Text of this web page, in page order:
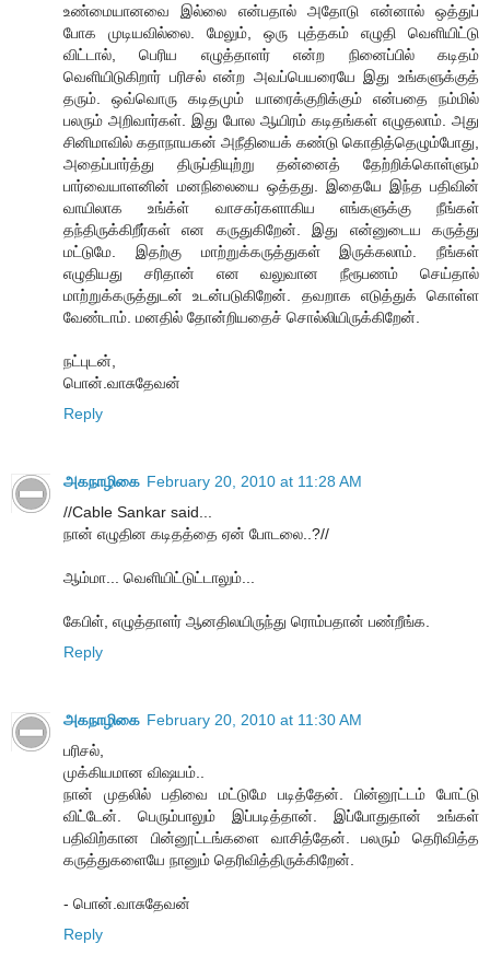
உண்மையானவை இல்லை என்பதால் அதோடு என்னால் ஒத்துப்
போக முடியவில்லை. மேலும், ஒரு புத்தகம் எழுதி வெளியிட்டு
விட்டால், பெரிய எழுத்தாளர் என்ற நினைப்பில் கடிதம்
வெளியிடுகிறார் பரிசல் என்ற அவப்பெயரையே இது உங்களுக்குத்
தரும். ஒவ்வொரு கடிதமும் யாரைக்குறிக்கும் என்பதை நம்மில்
பலரும் அறிவார்கள். இது போல ஆயிரம் கடிதங்கள் எழுதலாம். அது
சினிமாவில் கதாநாயகன் அநீதியைக் கண்டு கொதித்தெழும்போது,
அதைப்பார்த்து திருப்தியுற்று தன்னைத் தேற்றிக்கொள்ளும்
பார்வையாளனின் மனநிலையை ஒத்தது. இதையே இந்த பதிவின்
வாயிலாக உங்க்ள் வாசகர்களாகிய எங்களுக்கு நீங்கள்
தந்திருக்கிறீர்கள் என கருதுகிறேன். இது என்னுடைய கருத்து
மட்டுமே. இதற்கு மாற்றுக்கருத்துகள் இருக்கலாம். நீங்கள்
எழுதியது சரிதான் என வலுவான நீரூபணம் செய்தால்
மாற்றுக்கருத்துடன் உடன்படுகிறேன். தவறாக எடுத்துக் கொள்ள
வேண்டாம். மனதில் தோன்றியதைச் சொல்லியிருக்கிறேன்.
நட்புடன்,
பொன்.வாசுதேவன்
Reply
அகநாழிகை February 20, 2010 at 11:28 AM
//Cable Sankar said...
நான் எழுதின கடிதத்தை ஏன் போடலை..?//
ஆம்மா... வெளியிட்டுட்டாலும்...
கேபிள், எழுத்தாளர் ஆனதிலயிருந்து ரொம்பதான் பண்றீங்க.
Reply
அகநாழிகை February 20, 2010 at 11:30 AM
பரிசல்,
முக்கியமான விஷயம்..
நான் முதலில் பதிவை மட்டுமே படித்தேன். பின்னூட்டம் போட்டு
விட்டேன். பெரும்பாலும் இப்படித்தான். இப்போதுதான் உங்கள்
பதிவிற்கான பின்னூட்டங்களை வாசித்தேன். பலரும் தெரிவித்த
கருத்துகளையே நானும் தெரிவித்திருக்கிறேன்.
- பொன்.வாசுதேவன்
Reply